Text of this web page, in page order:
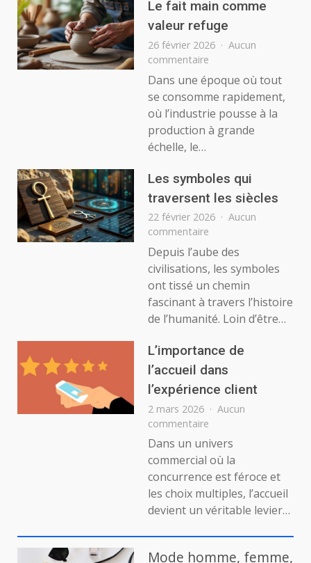
Le fait main comme
valeur refuge
26 février 2026
Aucun
commentaire
fait
main
comme
valeur
Dans une époque où tout
se consomme rapidement,
où l’industrie pousse à la
production à grande
échelle, le…
Les symboles qui
traversent les siècles
22 février 2026
Aucun
commentaire
symboles
qui
traversent
les
siècles
Depuis l’aube des
civilisations, les symboles
ont tissé un chemin
fascinant à travers l’histoire
de l’humanité. Loin d’être…
L’importance de
l’accueil dans
l’expérience client
2 mars 2026
Aucun
commentaire
L’importance
de
l’accueil
dans
l’expérience
client
Dans un univers
commercial où la
concurrence est féroce et
les choix multiples, l’accueil
devient un véritable levier…
Mode homme, femme,